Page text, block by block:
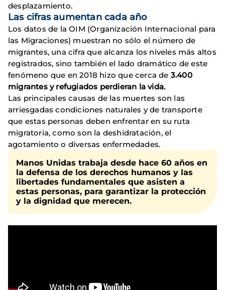
desplazamiento.
Las cifras aumentan cada año
Los datos de la OIM (Organización Internacional para
las Migraciones) muestran no sólo el número de
migrantes, una cifra que alcanza los niveles más altos
registrados, sino también el lado dramático de este
fenómeno que en 2018 hizo que cerca de 3.400
migrantes y refugiados perdieran la vida.
Las principales causas de las muertes son las
arriesgadas condiciones naturales y de transporte
que estas personas deben enfrentar en su ruta
migratoria, como son la deshidratación, el
agotamiento o diversas enfermedades.
Manos Unidas trabaja desde hace 60 años en
la defensa de los derechos humanos y las
libertades fundamentales que asisten a
estas personas, para garantizar la protección
y la dignidad que merecen.